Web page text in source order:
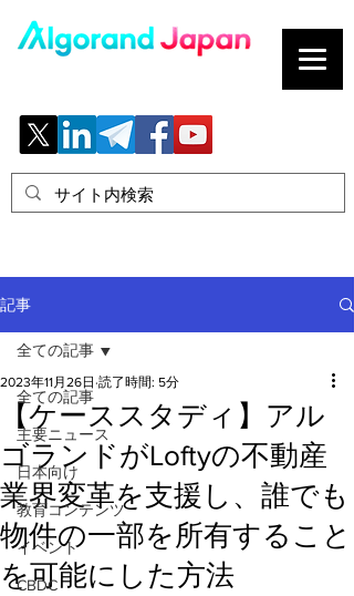
記事
全ての記事
主要ニュース
日本向け
教育コンテンツ
イベント
CBDC
全ての記事
【ケーススタディ】アル
ゴランドがLoftyの不動産
業界変革を支援し、誰でも
物件の一部を所有すること
を可能にした方法
2023年11月26日 読了時間: 5分